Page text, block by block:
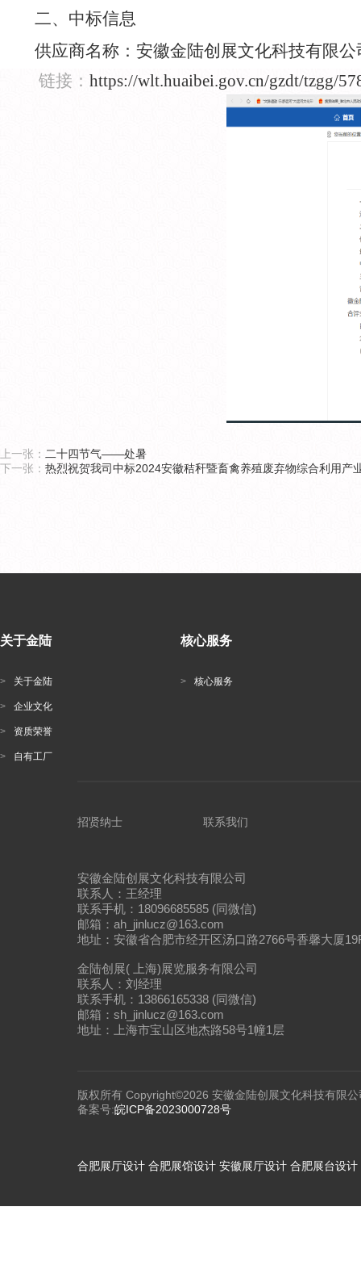
二、中标信息
供应商名称：安徽金陆创展文化科技有限公
链接： https://wlt.huaibei.gov.cn/gzdt/tzgg/
上一张： 二十四节气——处暑
下一张： 热烈祝贺我司中标2024安徽秸秆暨畜禽养殖废弃物综合利用产
关于金陆
> 关于金陆
> 企业文化
> 资质荣誉
> 自有工厂
核心服务
> 核心服务
招贤纳士 联系我们
安徽金陆创展文化科技有限公司
联系人：王经理
联系手机：18096685585 (同微信)
邮箱：ah_jinlucz@163.com
地址：安徽省合肥市经开区汤口路2766号香馨大厦
金陆创展( 上海)展览服务有限公司
联系人：刘经理
联系手机：13866165338 (同微信)
邮箱：sh_jinlucz@163.com
地址：上海市宝山区地杰路58号1幢1层
版权所有 Copyright©2026 安徽金陆创展文化科技有限公
备案号:皖ICP备2023000728号
合肥展厅设计 合肥展馆设计 安徽展厅设计 合肥展台设计